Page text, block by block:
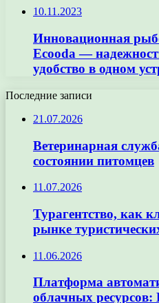
10.11.2023
Инновационная
Ecooda —
удобство в одном
Последние записи
21.07.2026
Ветеринарная
состоянии питомцев
11.07.2026
Турагентство, как
рынке
11.06.2026
Платформа
облачных